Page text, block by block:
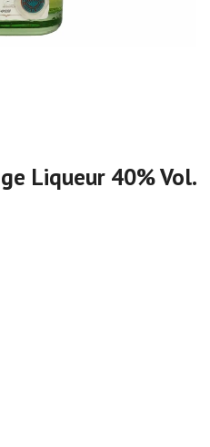
Liqueur 40% Vol.